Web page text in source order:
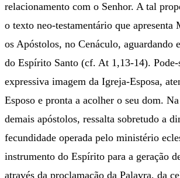
relacionamento com o Senhor. A tal
o texto neo-testamentário que apresenta
os Apóstolos, no Cenáculo, aguardando
do Espírito Santo (cf. At 1,13-14). Pode-
expressiva imagem da Igreja-Esposa,
Esposo e pronta a acolher o seu dom.
demais apóstolos, ressalta sobretudo a
fecundidade operada pelo ministério
instrumento do Espírito para a geração
através da proclamação da Palavra, da